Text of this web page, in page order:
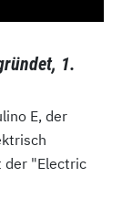
1.
E, der
der "Electric